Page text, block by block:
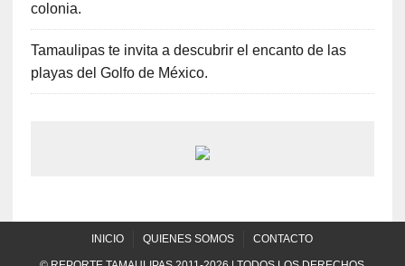
colonia.
Tamaulipas te invita a descubrir el encanto de las
playas del Golfo de México.
INICIO QUIENES SOMOS CONTACTO